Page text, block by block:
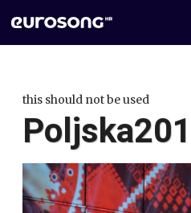
this should not be used